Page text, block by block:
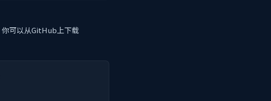
可以从GitHub上下载